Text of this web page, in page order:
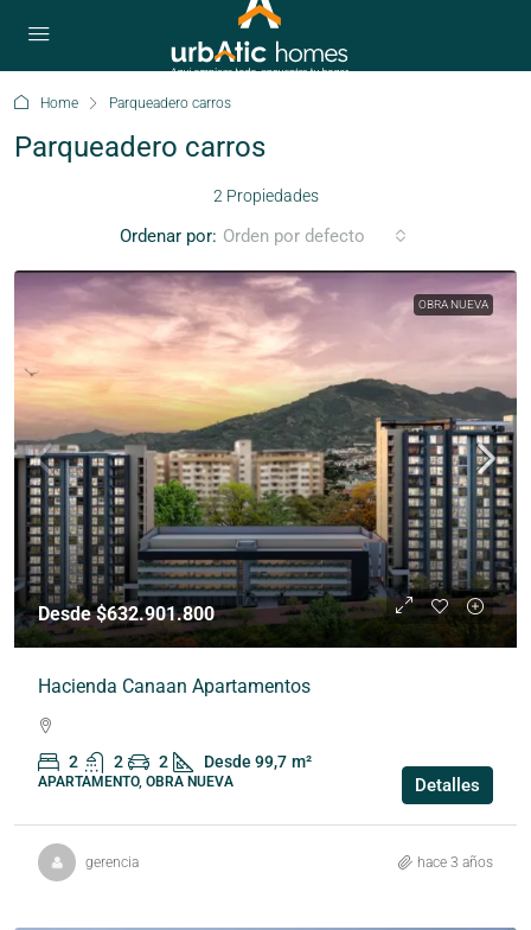
Home Parqueadero carros
Parqueadero carros
2 Propiedades
Ordenar por: Orden por defecto
OBRA NUEVA
Desde $632.901.800
Hacienda Canaan Apartamentos
2 2 2 Desde 99,7 m²
APARTAMENTO, OBRA NUEVA Detalles
gerencia hace 3 años